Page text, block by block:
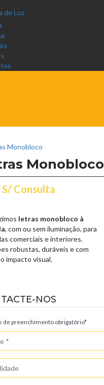
Monobloco
S/ Consulta
letras monobloco à
, com ou sem iluminação, para
comerciais e interiores.
robustas, duráveis e com
impacto visual.
NOS
de preenchimento obrigatório*